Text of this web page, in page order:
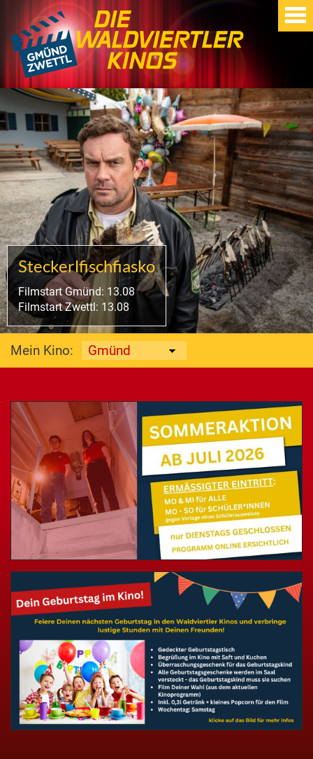
Steckerlfischfiasko
Filmstart Gmünd: 13.08
Filmstart Zwettl: 13.08
Mein Kino: